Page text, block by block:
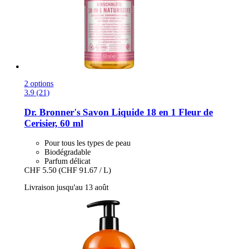
2 options
3.9 (21)
Dr. Bronner's Savon Liquide 18 en 1 Fleur de
Cerisier, 60 ml
Pour tous les types de peau
Biodégradable
Parfum délicat
CHF 5.50 (CHF 91.67 / L)
Livraison jusqu'au 13 août